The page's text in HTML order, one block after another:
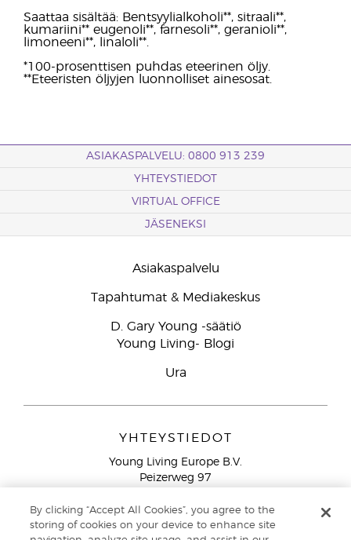
Saattaa sisältää: Bentsyylialkoholi**, sitraali**,
kumariini** eugenoli**, farnesoli**, geranioli**,
limoneeni**, linaloli**.
*100-prosenttisen puhdas eteerinen öljy.
**Eteeristen öljyjen luonnolliset ainesosat.
ASIAKASPALVELU: 0800 913 239
YHTEYSTIEDOT
VIRTUAL OFFICE
JÄSENEKSI
Asiakaspalvelu
Tapahtumat & Mediakeskus
D. Gary Young -säätiö
Young Living- Blogi
Ura
YHTEYSTIEDOT
Young Living Europe B.V.
Peizerweg 97
Netherlands
Ilmainen yhteydenotto lankanumeroista Suomesta
By clicking “Accept All Cookies”, you agree to the
storing of cookies on your device to enhance site